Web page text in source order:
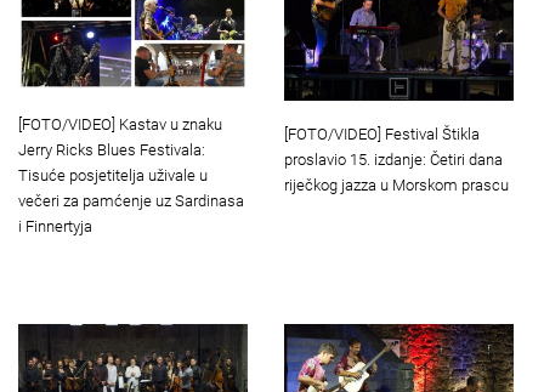
[FOTO/VIDEO] Kastav u znaku
Jerry Ricks Blues Festivala:
Tisuće posjetitelja uživale u
večeri za pamćenje uz Sardinasa
i Finnertyja
[FOTO/VIDEO] Festival Štikla
proslavio 15. izdanje: Četiri dana
riječkog jazza u Morskom prascu